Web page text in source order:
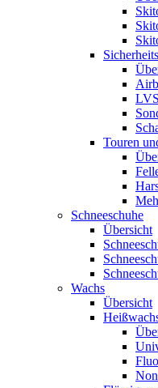
LVS
Touren
Schneeschuhe
Übersicht
Wachs
Übersicht